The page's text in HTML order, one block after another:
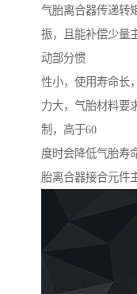
气胎离合器传递转
振，且能补偿少量
动部分惯
性小，使用寿命长
力大，气胎材料要
制，高于60
度时会降低气胎寿
胎离合器接合元件